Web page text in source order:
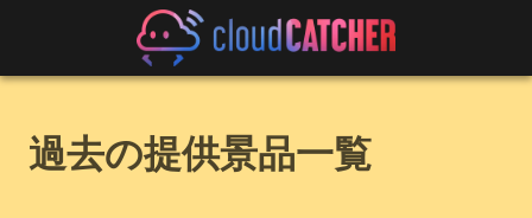
過去の提供景品一覧